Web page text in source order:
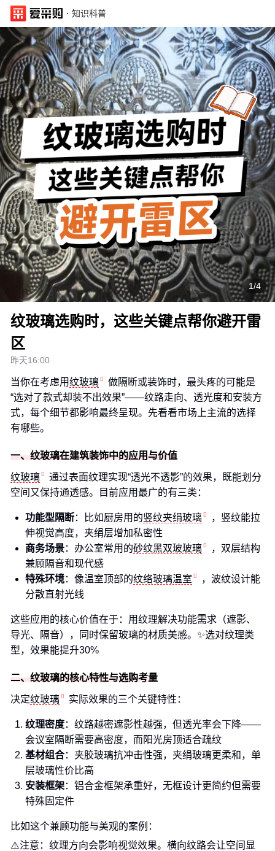
· 知识科普
1/4
纹玻璃选购时，这些关键点帮你避开雷
区
昨天16:00
当你在考虑用纹玻璃
做隔断或装饰时，最头疼的可能是
“选对了款式却装不出效果”——纹路走向、透光度和安装方
式，每个细节都影响最终呈现。先看看市场上主流的选择
有哪些。
一、纹玻璃在建筑装饰中的应用与价值
纹玻璃
通过表面纹理实现“透光不透影”的效果，既能划分
空间又保持通透感。目前应用最广的有三类：
功能型隔断：比如厨房用的竖纹夹绢玻璃
，竖纹能拉
伸视觉高度，夹绢层增加私密性
商务场景：办公室常用的砂纹黑双玻玻璃
，双层结构
兼顾隔音和现代感
特殊环境：像温室顶部的纹络玻璃温室
，波纹设计能
分散直射光线
这些应用的核心价值在于：用纹理解决功能需求（遮影、
导光、隔音），同时保留玻璃的材质美感。✨选对纹理类
型，效果能提升30%
二、纹玻璃的核心特性与选购考量
决定纹玻璃 实际效果的三个关键特性：
纹理密度：纹路越密遮影性越强，但透光率会下降——
会议室隔断需要高密度，而阳光房顶适合疏纹
基材组合：夹胶玻璃抗冲击性强，夹绢玻璃更柔和，单
层玻璃性价比高
安装框架：铝合金框架承重好，无框设计更简约但需要
特殊固定件
比如这个兼顾功能与美观的案例：
⚠️注意：纹理方向会影响视觉效果。横向纹路会让空间显